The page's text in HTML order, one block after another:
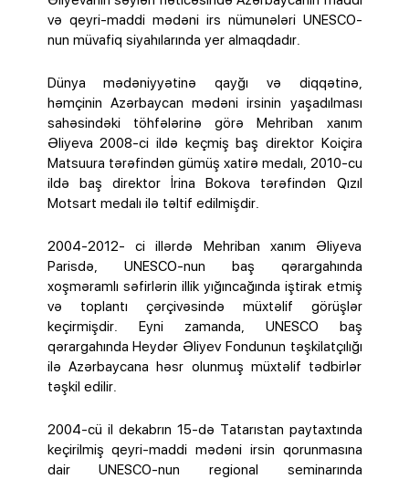
və qeyri-maddi mədəni irs nümunələri UNESCO-
nun müvafiq siyahılarında yer almaqdadır.
Dünya mədəniyyətinə qayğı və diqqətinə,
həmçinin Azərbaycan mədəni irsinin yaşadılması
sahəsindəki töhfələrinə görə Mehriban xanım
Əliyeva 2008-ci ildə keçmiş baş direktor Koiçira
Matsuura tərəfindən gümüş xatirə medalı, 2010-cu
ildə baş direktor İrina Bokova tərəfindən Qızıl
Motsart medalı ilə təltif edilmişdir.
2004-2012- ci illərdə Mehriban xanım Əliyeva
Parisdə, UNESCO-nun baş qərargahında
xoşməramlı səfirlərin illik yığıncağında iştirak etmiş
və toplantı çərçivəsində müxtəlif görüşlər
keçirmişdir. Eyni zamanda, UNESCO baş
qərargahında Heydər Əliyev Fondunun təşkilatçılığı
ilə Azərbaycana həsr olunmuş müxtəlif tədbirlər
təşkil edilir.
2004-cü il dekabrın 15-də Tatarıstan paytaxtında
keçirilmiş qeyri-maddi mədəni irsin qorunmasına
dair UNESCO-nun regional seminarında